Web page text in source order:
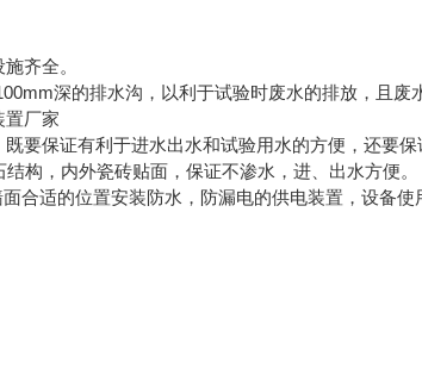
齐全。
深的排水沟，以利于试验时废水的排放，且废
置厂家
要保证有利于进水出水和试验用水的方便，还要
构，内外瓷砖贴面，保证不渗水，进、出水方便。
合适的位置安装防水，防漏电的供电装置，设备使